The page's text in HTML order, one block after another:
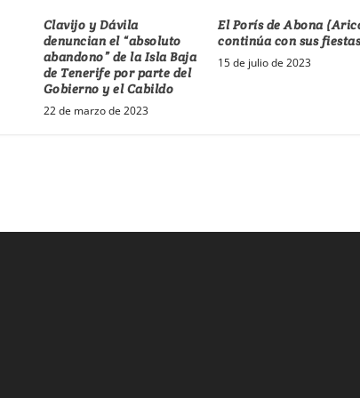
Clavijo y Dávila
denuncian el “absoluto
abandono” de la Isla Baja
de Tenerife por parte del
Gobierno y el Cabildo
22 de marzo de 2023
El Porís de Abona
continúa con sus
15 de julio de 2023